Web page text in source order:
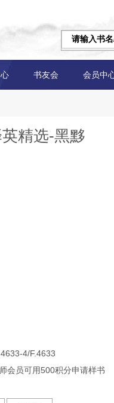
书友会 会员中
精选-黑黟
4/F.4633
会员可用500积分申请样书